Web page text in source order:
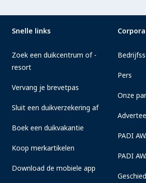
Snelle links
Zoek een duikcentrum of -
resort
Vervang je brevetpas
Sluit een duikverzekering af
Boek een duikvakantie
Koop merkartikelen
Download de mobiele app
Pers
Onze
PADI
PADI